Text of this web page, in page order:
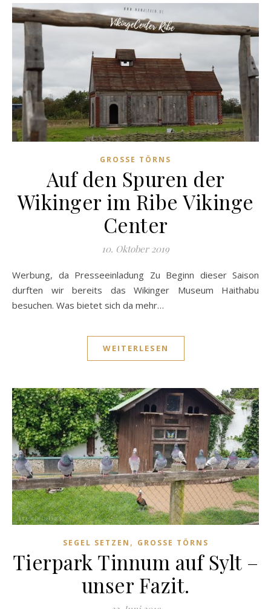
GROSSE TÖRNS
Auf den Spuren der
Wikinger im Ribe Vikinge
Center
10. Oktober 2019
Werbung, da Presseeinladung Zu Beginn dieser Saison
durften wir bereits das Wikinger Museum Haithabu
besuchen. Was bietet sich da mehr…
WEITERLESEN
SEGEL SETZEN , GROSSE TÖRNS
Tierpark Tinnum auf Sylt –
unser Fazit.